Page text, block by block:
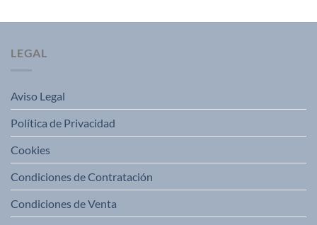
LEGAL
Aviso Legal
Política de Privacidad
Cookies
Condiciones de Contratación
Condiciones de Venta